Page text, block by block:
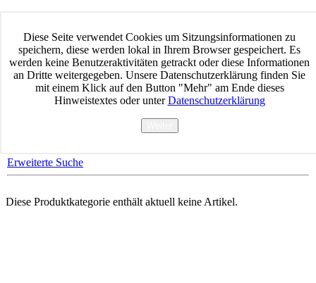
Diese Seite verwendet Cookies um Sitzungsinformationen zu
speichern, diese werden lokal in Ihrem Browser gespeichert. Es
werden keine Benutzeraktivitäten getrackt oder diese Informationen
an Dritte weitergegeben. Unsere Datenschutzerklärung finden Sie
mit einem Klick auf den Button "Mehr" am Ende dieses
Hinweistextes oder unterDatenschutzerklärung
AGB Waren & Dienstleistungen
Impressum
Widerrufsbelehrung
Versand & Zahlung
Kontakt
Erweiterte Suche
Diese Produktkategorie enthält aktuell keine Artikel.